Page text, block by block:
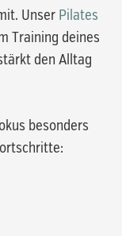
Unser Pilates
Training deines
den Alltag
besonders